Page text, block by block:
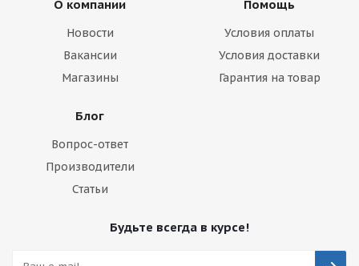
О компании
Новости
Вакансии
Магазины
Помощь
Условия оплаты
Условия доставки
Гарантия на товар
Блог
Вопрос-ответ
Производители
Статьи
Будьте всегда в курсе!